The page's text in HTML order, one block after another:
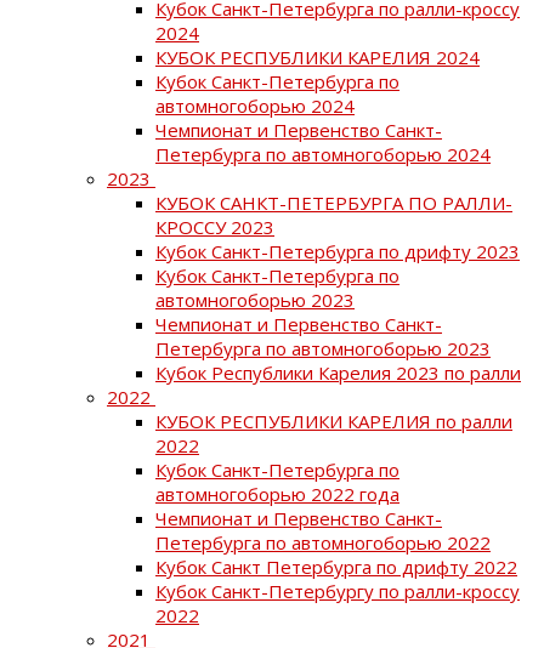
Кубок Санкт-Петербурга по ралли-кроссу
2024
КУБОК РЕСПУБЛИКИ КАРЕЛИЯ 2024
Кубок Санкт-Петербурга по
автомногоборью 2024
Чемпионат и Первенство Санкт-
Петербурга по автомногоборью 2024
2023
КУБОК САНКТ-ПЕТЕРБУРГА ПО РАЛЛИ-
КРОССУ 2023
Кубок Санкт-Петербурга по дрифту 2023
Кубок Санкт-Петербурга по
автомногоборью 2023
Чемпионат и Первенство Санкт-
Петербурга по автомногоборью 2023
Кубок Республики Карелия 2023 по ралли
2022
КУБОК РЕСПУБЛИКИ КАРЕЛИЯ по ралли
2022
Кубок Санкт-Петербурга по
автомногоборью 2022 года
Чемпионат и Первенство Санкт-
Петербурга по автомногоборью 2022
Кубок Санкт Петербурга по дрифту 2022
Кубок Санкт-Петербургу по ралли-кроссу
2022
2021